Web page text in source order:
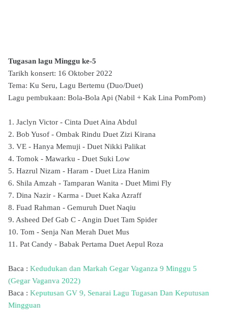
Tugasan lagu Minggu ke-5
Tarikh konsert: 16 Oktober 2022
Tema: Ku Seru, Lagu Bertemu (Duo/Duet)
Lagu pembukaan: Bola-Bola Api (Nabil + Kak Lina PomPom)
1. Jaclyn Victor - Cinta Duet Aina Abdul
2. Bob Yusof - Ombak Rindu Duet Zizi Kirana
3. VE - Hanya Memuji - Duet Nikki Palikat
4. Tomok - Mawarku - Duet Suki Low
5. Hazrul Nizam - Haram - Duet Liza Hanim
6. Shila Amzah - Tamparan Wanita - Duet Mimi Fly
7. Dina Nazir - Karma - Duet Kaka Azraff
8. Fuad Rahman - Gemuruh Duet Naqiu
9. Asheed Def Gab C - Angin Duet Tam Spider
10. Tom - Senja Nan Merah Duet Mus
11. Pat Candy - Babak Pertama Duet Aepul Roza
Baca : Kedudukan dan Markah Gegar Vaganza 9 Minggu 5
(Gegar Vaganva 2022)
Baca : Keputusan GV 9, Senarai Lagu Tugasan Dan Keputusan
Mingguan